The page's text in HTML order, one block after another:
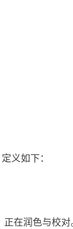
义如下：
正在润色与校对